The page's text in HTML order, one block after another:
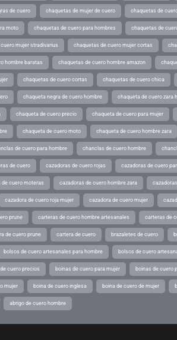
de cuero chaquetas de mujer de cuero chaquetas de
moto chaquetas de cuero para hombres chaquetas de
mujer stradivarius chaquetas de cuero mujer cortas
hombre baratas chaquetas de cuero hombre amazon
chaquetas de cuero cortas chaquetas de cuero chica
chaqueta negra de cuero hombre chaqueta de cuero zara
chaqueta de cuero precio chaqueta de cuero para mujer
chaqueta de cuero moto chaqueta de cuero hombre zara
de cuero para hombre chanclas de cuero hombre
de cuero cazadoras de cuero rojas cazadoras de cuero
de cuero moteras cazadoras de cuero hombre zara
cazadora de cuero roja mujer cazadora de cuero mujer
prune carteras de cuero hombre artesanales carteras de
de cuero prune cartera de cuero brazaletes de cuero
bolsos de cuero artesanales para hombre bolsos de cuero
cuero precios boinas de cuero para mujer boinas de cuero
mujer boina de cuero inglesa boina de cuero de mujer
abrigo de cuero hombre